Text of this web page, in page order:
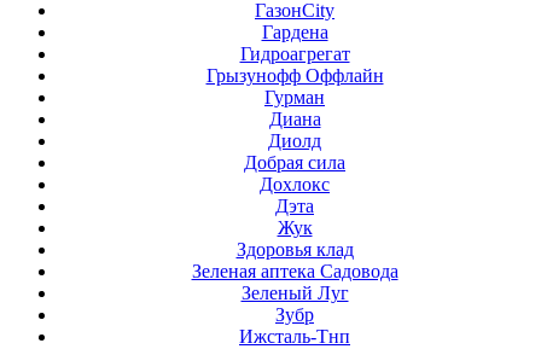
ГазонCity
Гардена
Гидроагрегат
Грызунофф Оффлайн
Гурман
Диана
Диолд
Добрая сила
Дохлокс
Дэта
Жук
Здоровья клад
Зеленая аптека Садовода
Зеленый Луг
Зубр
Ижсталь-Тнп